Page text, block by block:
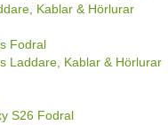
Kablar & Hörlurar
Fodral
Laddare, Kablar & Hörlurar
S26 Fodral